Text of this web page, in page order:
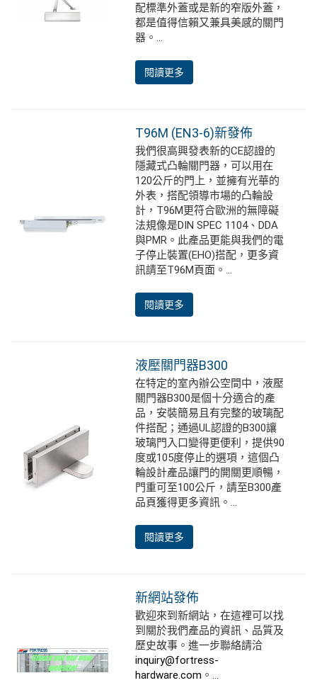
配標準外蓋或是新的窄版外蓋，
都是值得信賴又兼具美感的關門
器。...
閱讀更多
T96M (EN3-6)新發佈
我們很高興發表新的CE認證的
隱藏式凸輪關門器，可以用在
120公斤的門上，並擁有光華的
外表，搭配領導市場的凸輪設
計，T96M更符合歐洲的無障礙
法規像是DIN SPEC 1104、DDA
與PMR。此產品更能與我們的電
子停止裝置(EHO)搭配，更多資
訊請至T96M頁面。...
閱讀更多
液壓關門器B300
在特定的室內辦公空間中，液壓
關門器B300是個十分適合的產
品，安裝簡易且有完整的玻璃配
件搭配；通過UL認證的B300讓
玻璃門入口變得更便利，提供90
度或105度停止的選項，這個凸
輪設計產品讓門的開關更順暢，
門重可至100公斤，請至B300產
品頁獲得更多資訊。...
閱讀更多
新網站發佈
歡迎來到新網站，在這裡可以找
到關於我們產品的資訊、品質及
歷史故事。進一步聯絡請洽
inquiry@fortress-
hardware.com 。...